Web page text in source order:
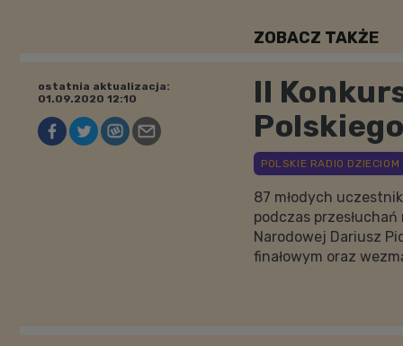
ZOBACZ TAKŻE
II
ostatnia aktualizacja:
01.09.2020 12:10
87 młodych
podczas
Narodowej Dariusz
finałowym oraz